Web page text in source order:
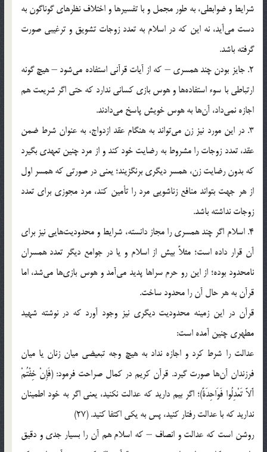
شرایط و ضوابطی، به طور مجمل و با تفسیرها و اختلاف نظرهای گوناگون به
دست می‌آید، نه این که در اسلام به تعدد زوجات تشویق و ترغیبی صورت
گرفته باشد.
2. جایز بودن چند همسری – که از آیات قرآنی استفاده می‌شود – هیچ گونه
ارتباطی با سوء استفاده‌ها و هوس بازی کسانی ندارد که حتی اگر شریعت هم
اجازه نمی‌داد، آن‌ها به هوس خویش پاسخ می‌دادند.
3. در این مورد نیز زن می‌تواند به هنگام عقد ازدواج، به عنوان شرط ضمن
عقد، تعدد زوجات را مشروط به رضایت خود کند و از مرد چنین تعهدی بگیرد
که بدون رضایت زن، همسر دیگری برنگزیند؛ یعنی در صورتی که همسر اول
از هر جهت بتواند منافع زناشویی مرد را تأمین کند، مرد مجوزی برای تعدد
زوجات نداشته باشد.
4. اسلام اگر چند همسری را مجاز دانسته، شرایط و محدودیت‌هایی نیز برای
آن قرار داده است؛ مثلاً بیش از اسلام و یا در جوامع دیگر تعدد همسران
نامحدود بوده؛ از این رو حرم سراها پدید می‌آمد و هوس بازی‌ها می‌شد، اما
قرآن به هر حال آن را محدود ساخت.
قرآن در این زمینه محدودیت دیگری نیز وجود آورد که در نوشته شهید
مطهری چنین آمده است:
عدالت را شرط کرد و اجازه نداد به هیچ وجه تبعیضی میان زنان یا میان
فرزندان آن‌ها صورت گیرد. قرآن کریم در کمال صراحت فرمود: (فَإِنْ خِفْتُمْ
أَلاَّ تَعْدِلُوا فَوَاحِدَةً)؛ اگر بیم دارید که عدالت نکنید، یعنی اگر به خود اطمینان
ندارید که با عدالت رفتار کنید، پس به یکی اکتفا کنید. (27)
روشن است که عدالت و انصاف – که اسلام هم آن را بسیار جدی و دقیق